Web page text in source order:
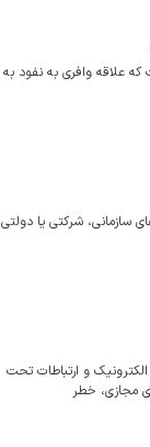
علاقه وافری به نفود به
سازمانی، شرکتی یا دولتی
و ارتباطات تحت
مجازی، خطر